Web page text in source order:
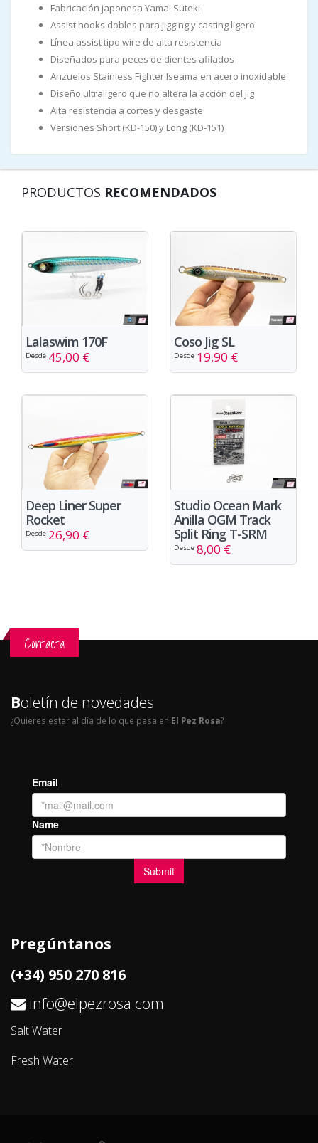
Fabricación japonesa Yamai Suteki
Assist hooks dobles para jigging y casting ligero
Línea assist tipo wire de alta resistencia
Diseñados para peces de dientes afilados
Anzuelos Stainless Fighter Iseama en acero inoxidable
Diseño ultraligero que no altera la acción del jig
Alta resistencia a cortes y desgaste
Versiones Short (KD-150) y Long (KD-151)
PRODUCTOS RECOMENDADOS
Lalaswim 170F
Desde 45,00 €
Coso Jig SL
Desde 19,90 €
Deep Liner Super
Rocket
Desde 26,90 €
Studio Ocean Mark
Anilla OGM Track
Split Ring T-SRM
Desde 8,00 €
Contacta
Boletín de novedades
¿Quieres estar al día de lo que pasa en El Pez Rosa?
Pregúntanos
(+34) 950 270 816
info@elpezrosa.com
Salt Water
Fresh Water